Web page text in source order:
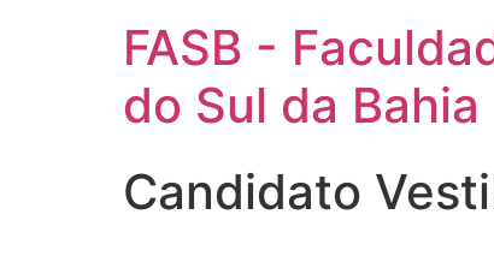
FASB -
do Sul da Bahia
Candidato